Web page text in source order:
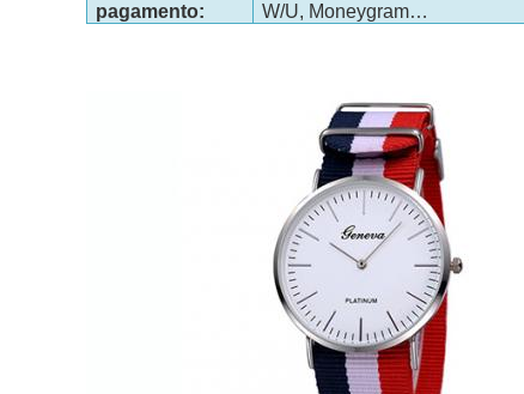
pagamento:
W/U, Moneygram…